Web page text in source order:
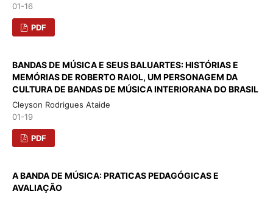
01-16
PDF
BANDAS DE MÚSICA E SEUS BALUARTES: HISTÓRIAS E
MEMÓRIAS DE ROBERTO RAIOL, UM PERSONAGEM DA
CULTURA DE BANDAS DE MÚSICA INTERIORANA DO BRASIL
Cleyson Rodrigues Ataide
01-19
PDF
A BANDA DE MÚSICA: PRATICAS PEDAGÓGICAS E
AVALIAÇÃO